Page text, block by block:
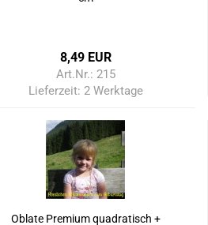
8,49 EUR
Art.Nr.: 215
Lieferzeit: 2 Werktage
Oblate Premium quadratisch +